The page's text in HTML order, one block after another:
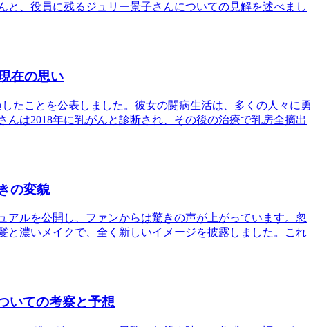
、役員に残るジュリー景子さんについての見解を述べまし
在の思い
たことを公表しました。彼女の闘病生活は、多くの人々に勇
は2018年に乳がんと診断され、その後の治療で乳房全摘出
の変貌
ルを公開し、ファンからは驚きの声が上がっています。忽
濃いメイクで、全く新しいイメージを披露しました。これ
いての考察と予想